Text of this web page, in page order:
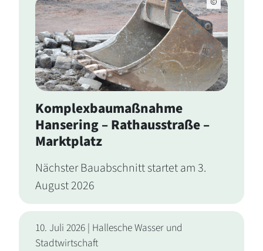
Komplexbaumaßnahme
Hansering – Rathausstraße –
Marktplatz
Nächster Bauabschnitt startet am 3.
August 2026
10. Juli 2026 | Hallesche Wasser und
Stadtwirtschaft